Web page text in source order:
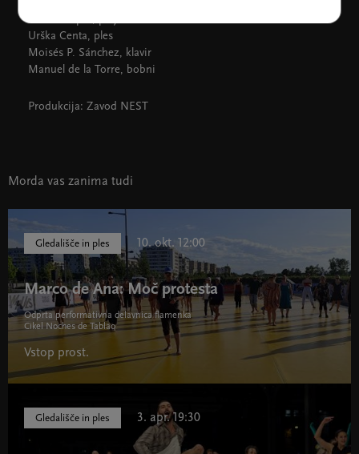
Urška Centa, ples
Moisés P. Sánchez, klavir
Manuel de la Torre, bobni
Produkcija: Zavod NEST
Morda vas zanima tudi
Gledališče in ples 10. okt. 12:00
Marco de Ana: Moč protesta
Odprta performativna delavnica flamenka
Cikel Noches de Tablao
Vstop prost.
Gledališče in ples 3. apr. 19:30